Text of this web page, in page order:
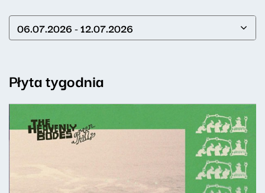
06.07.2026 - 12.07.2026
Płyta tygodnia